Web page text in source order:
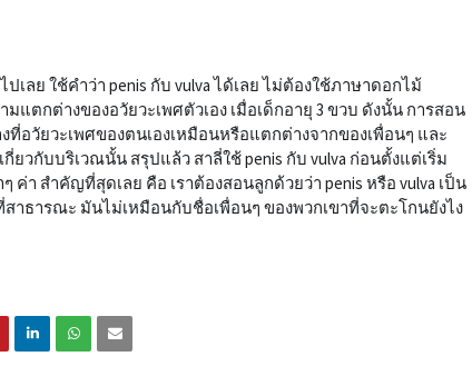
ลย ใช้คำว่า penis กับ vulva ได้เลย ไม่ต้องใช้ภาษาดอกไม้
มแตกต่างของอวัยวะเพศตัวเอง เมื่อเด็กอายุ 3 ขวบ ดังนั้น การสอน
อวัยวะเพศของตนเองเหมือนหรือแตกต่างจากของเพื่อนๆ และ
วกับบริเวณนั้น สรุปแล้ว สาลี่ใช้ penis กับ vulva ก่อนตั้งแต่เริ่ม
ค่า สำคัญที่สุดเลย คือ เราต้องสอนลูกด้วยว่า penis หรือ vulva เป็น
ธารณะ มันไม่เหมือนกับชื่อเพื่อนๆ ของพวกเขาที่จะตะโกนยังไง